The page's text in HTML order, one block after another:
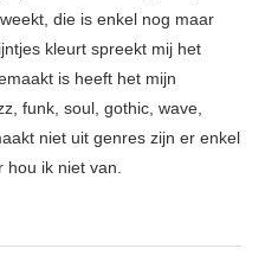
die is enkel nog maar
kleurt spreekt mij het
is heeft het mijn
funk, soul, gothic, wave,
niet uit genres zijn er enkel
ik niet van.